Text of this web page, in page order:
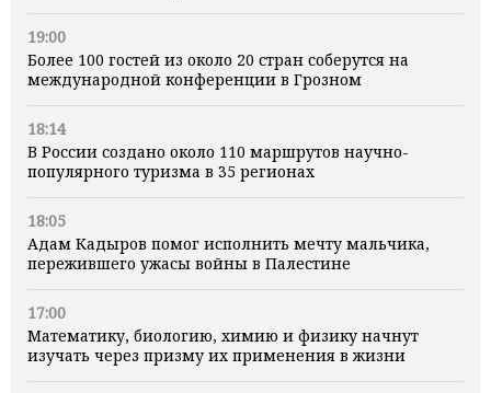
19:00
Более 100 гостей из около 20 стран соберутся на
международной конференции в Грозном
18:14
В России создано около 110 маршрутов научно-
популярного туризма в 35 регионах
18:05
Адам Кадыров помог исполнить мечту мальчика,
пережившего ужасы войны в Палестине
17:00
Математику, биологию, химию и физику начнут
изучать через призму их применения в жизни